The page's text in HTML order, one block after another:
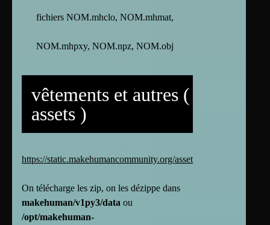
fichiers NOM.mhclo, NOM.mhmat,
NOM.mhpxy, NOM.npz, NOM.obj
vêtements et autres (
assets )
https://static.makehumancommunity.org/assets/assetpacks.html
On télécharge les zip, on les dézippe dans
makehuman/v1py3/data ou
/opt/makehuman-